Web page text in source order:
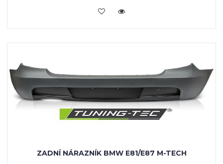
KOUPIT
ZADNÍ NÁRAZNÍK BMW E81/E87 M-TECH